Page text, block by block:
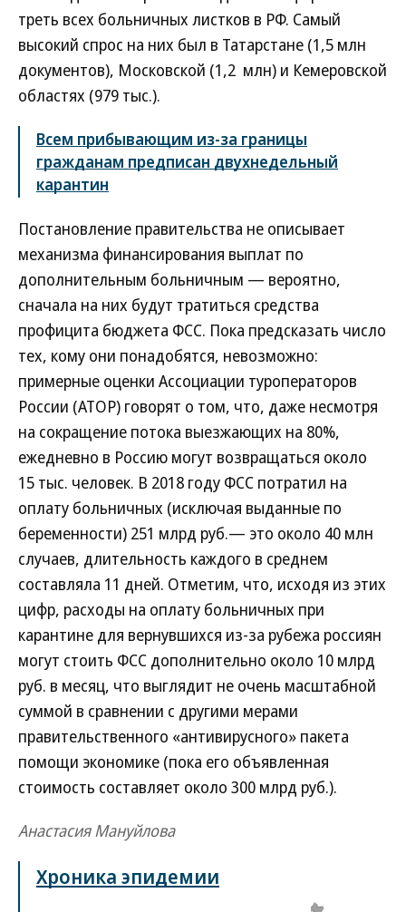
треть всех больничных листков в РФ. Самый
высокий спрос на них был в Татарстане (1,5 млн
документов), Московской (1,2 млн) и Кемеровской
областях (979 тыс.).
Всем прибывающим из-за границы
гражданам предписан двухнедельный
карантин
Постановление правительства не описывает
механизма финансирования выплат по
дополнительным больничным — вероятно,
сначала на них будут тратиться средства
профицита бюджета ФСС. Пока предсказать число
тех, кому они понадобятся, невозможно:
примерные оценки Ассоциации туроператоров
России (АТОР) говорят о том, что, даже несмотря
на сокращение потока выезжающих на 80%,
ежедневно в Россию могут возвращаться около
15 тыс. человек. В 2018 году ФСС потратил на
оплату больничных (исключая выданные по
беременности) 251 млрд руб.— это около 40 млн
случаев, длительность каждого в среднем
составляла 11 дней. Отметим, что, исходя из этих
цифр, расходы на оплату больничных при
карантине для вернувшихся из-за рубежа россиян
могут стоить ФСС дополнительно около 10 млрд
руб. в месяц, что выглядит не очень масштабной
суммой в сравнении с другими мерами
правительственного «антивирусного» пакета
помощи экономике (пока его объявленная
стоимость составляет около 300 млрд руб.).
Анастасия Мануйлова
Хроника эпидемии